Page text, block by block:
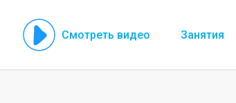
Смотреть видео Занятия